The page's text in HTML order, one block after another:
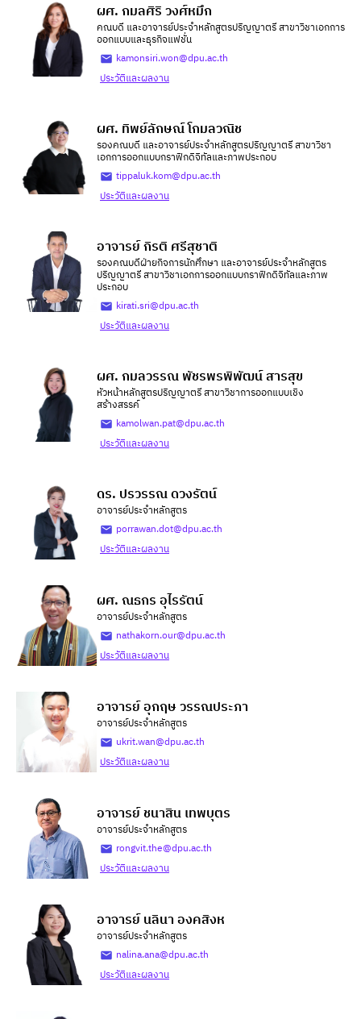
ผศ. กมลศิริ วงศ์หมึก
คณบดี และอาจารย์ประจำหลักสูตรปริญญาตรี สาขาวิชาเอกการ
ออกแบบและธุรกิจแฟชั่น
kamonsiri.won@dpu.ac.th
ประวัติและผลงาน
ผศ. ทิพย์ลักษณ์ โกมลวณิช
รองคณบดี และอาจารย์ประจำหลักสูตรปริญญาตรี สาขาวิชา
เอกการออกแบบกราฟิกดิจิทัลและภาพประกอบ
tippaluk.kom@dpu.ac.th
ประวัติและผลงาน
อาจารย์ กิรติ ศรีสุชาติ
รองคณบดีฝ่ายกิจการนักศึกษา และอาจารย์ประจำหลักสูตร
ปริญญาตรี สาขาวิชาเอกการออกแบบกราฟิกดิจิทัลและภาพ
ประกอบ
kirati.sri@dpu.ac.th
ประวัติและผลงาน
ผศ. กมลวรรณ พัชรพรพิพัฒน์ สารสุข
หัวหน้าหลักสูตรปริญญาตรี สาขาวิชาการออกแบบเชิง
สร้างสรรค์
kamolwan.pat@dpu.ac.th
ประวัติและผลงาน
ดร. ปรวรรณ ดวงรัตน์
อาจารย์ประจำหลักสูตร
porrawan.dot@dpu.ac.th
ประวัติและผลงาน
ผศ. ณธกร อุไรรัตน์
อาจารย์ประจำหลักสูตร
nathakorn.our@dpu.ac.th
ประวัติและผลงาน
อาจารย์ อุกฤษ วรรณประภา
อาจารย์ประจำหลักสูตร
ukrit.wan@dpu.ac.th
ประวัติและผลงาน
อาจารย์ ชนาสิน เทพบุตร
อาจารย์ประจำหลักสูตร
rongvit.the@dpu.ac.th
ประวัติและผลงาน
อาจารย์ นลินา องคสิงห
อาจารย์ประจำหลักสูตร
nalina.ana@dpu.ac.th
ประวัติและผลงาน